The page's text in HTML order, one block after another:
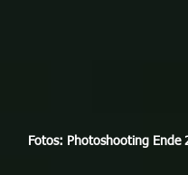
Fotos: Photoshooting Ende